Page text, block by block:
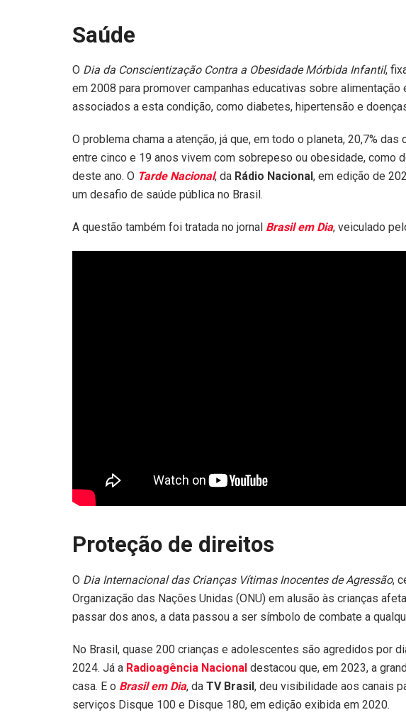
Saúde
O Dia da Conscientização Contra a Obesidade Mórbida Infantil,
em 2008 para promover campanhas educativas sobre
associados a esta condição, como diabetes, hipertensão e
O problema chama a atenção, já que, em todo o planeta, 20,7%
entre cinco e 19 anos vivem com sobrepeso ou obesidade, como
deste ano. O Tarde Nacional, da Rádio Nacional , em edição de
um desafio de saúde pública no Brasil.
A questão também foi tratada no jornal Brasil em Dia, veiculado
Proteção de direitos
O Dia Internacional das Crianças Vítimas Inocentes de Agressão,
Organização das Nações Unidas (ONU) em alusão às crianças
passar dos anos, a data passou a ser símbolo de combate a
No Brasil, quase 200 crianças e adolescentes são agredidos por
2024. Já a Radioagência Nacional destacou que, em 2023, a
casa. E o Brasil em Dia, da TV Brasil, deu visibilidade aos canais
serviços Disque 100 e Disque 180, em edição exibida em 2020.